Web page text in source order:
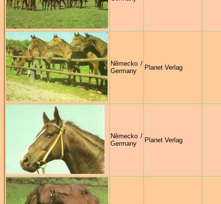
Německo /
Germany
Planet Verlag
Německo /
Germany
Planet Verlag